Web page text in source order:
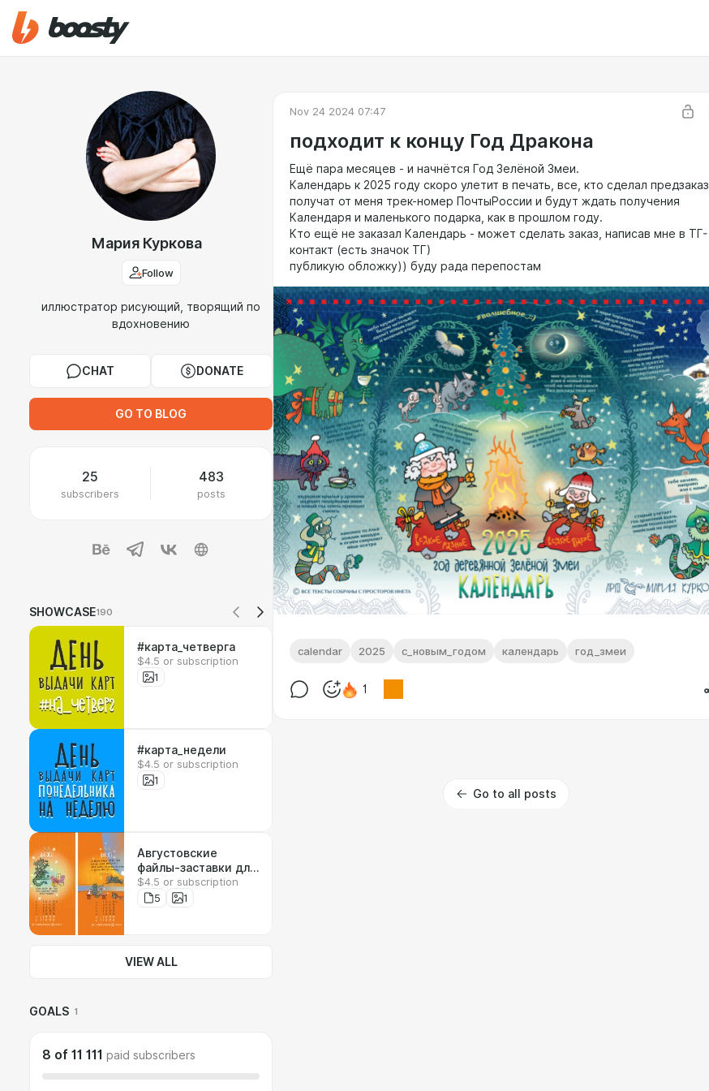
Мария Куркова
Follow
иллюстратор рисующий, творящий по
вдохновению
CHAT DONATE
GO TO BLOG
25
subscribers
483
posts
SHOWCASE190
#карта_четверга
$4.5 or subscription
1
#карта_недели
$4.5 or subscription
1
Августовские
файлы-заставки для
телефона :)
$4.5 or subscription
5
1
VIEW ALL
GOALS 1
8 of 11 111 paid subscribers
Nov 24 2024 07:47
подходит к концу Год Дракона
Ещё пара месяцев - и начнётся Год Зелёной Змеи.
Календарь к 2025 году скоро улетит в печать, все, кто сделал предзаказ,
получат от меня трек-номер ПочтыРоссии и будут ждать получения
Календаря и маленького подарка, как в прошлом году.
Кто ещё не заказал Календарь - может сделать заказ, написав мне в ТГ-
контакт (есть значок ТГ)
публикую обложку)) буду рада перепостам
calendar 2025 с_новым_годом календарь год_змеи
1
Go to all posts